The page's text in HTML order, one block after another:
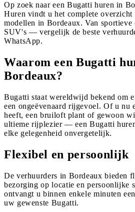
Op zoek naar een Bugatti huren in
Huren vindt u het complete overzicht
modellen in Bordeaux. Van sportieve
SUV's — vergelijk de beste
WhatsApp.
Waarom een Bugatti
Bordeaux?
Bugatti staat wereldwijd bekend om
een ongeëvenaard rijgevoel. Of u nu
heeft, een bruiloft plant of gewoon
ultieme rijplezier — een Bugatti
elke gelegenheid onvergetelijk.
Flexibel en persoonlijk
De verhuurders in Bordeaux bieden
bezorging op locatie en persoonlijke
ontvangt u binnen enkele minuten
uw gewenste Bugatti.